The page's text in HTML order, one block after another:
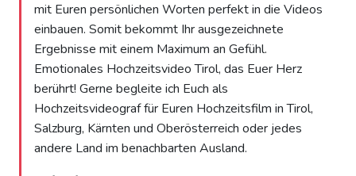
mit Euren persönlichen Worten perfekt in die Videos
einbauen. Somit bekommt Ihr ausgezeichnete
Ergebnisse mit einem Maximum an Gefühl.
Emotionales Hochzeitsvideo Tirol, das Euer Herz
berührt! Gerne begleite ich Euch als
Hochzeitsvideograf für Euren Hochzeitsfilm in Tirol,
Salzburg, Kärnten und Oberösterreich oder jedes
andere Land im benachbarten Ausland.